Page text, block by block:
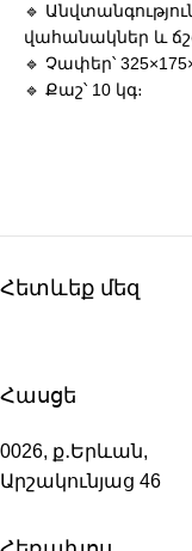
🔹
վահանակներ և
🔹 Չափեր՝
🔹 Քաշ՝ 10 կգ։
Հետևեք մեզ
Հասցե
0026, ք․Երևան,
Արշակունյաց 46